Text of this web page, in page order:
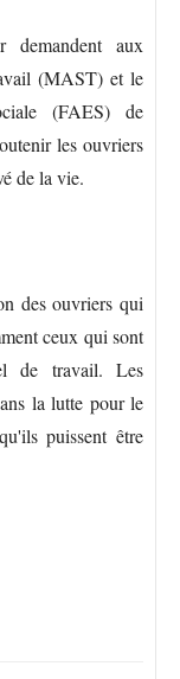
demandent aux
(MAST) et le
(FAES) de
les ouvriers
de la vie.
des ouvriers qui
ceux qui sont
de travail. Les
la lutte pour le
puissent être